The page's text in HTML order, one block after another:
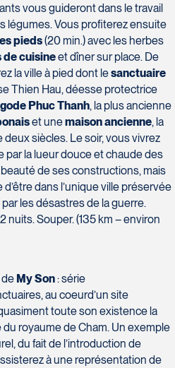
vous guideront dans le travail
légumes. Vous profiterez ensuite
pieds(20 min.) avec les herbes
de cuisineet dîner sur place. De
la ville à pied dont lesanctuaire
Thien Hau, déesse protectrice
Phuc Thanh, la plus ancienne
et unemaison ancienne, la
siècles. Le soir, vous vivrez
par la lueur douce et chaude des
de ses constructions, mais
dans l’unique ville préservée
les désastres de la guerre.
nuits. Souper. (135 km – environ
My Son: série
au coeurd’un site
toute son existence la
royaume de Cham. Un exemple
du fait de l’introduction de
à une représentation de